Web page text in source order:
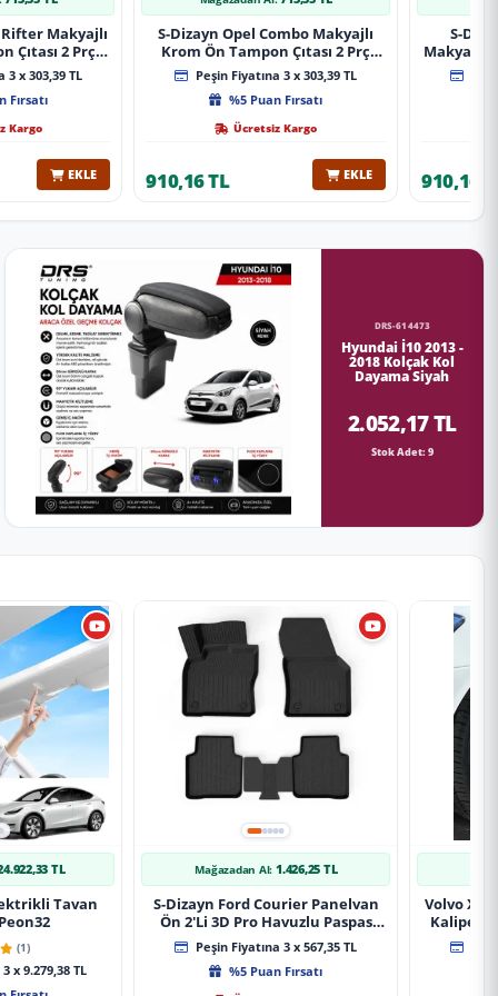
Makyajlı
Çıtası 2 Prç
Kalite
3 x 303,39 TL
Fırsatı
Kargo
EKLE
S-Dizayn Opel Combo Makyajlı
Krom Ön Tampon Çıtası 2 Prç
2023 Üzeri A+ Kalite
Peşin Fiyatına 3 x 303,39 TL
%5 Puan Fırsatı
Ücretsiz Kargo
910,16 TL EKLE
S-
Makyajlı
2 Prç
910,16
DRS-614473
Hyundai İ10 2013 -
2018 Kolçak Kol
Dayama Siyah
2.052,17 TL
Stok Adet: 9
TL
Tavan
(1)
x 9.279,38 TL
Mağazadan Al: 1.426,25 TL
S-Dizayn Ford Courier Panelvan
Ön 2'Li 3D Pro Havuzlu Paspas
2014-2024 A+ Kalite
Peşin Fiyatına 3 x 567,35 TL
%5 Puan Fırsatı
Volvo
Kaliper